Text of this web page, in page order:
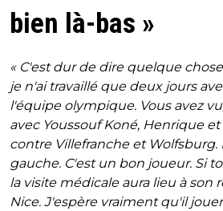
bien là-bas »
« C'est dur de dire quelque
je n'ai travaillé que deux jours
l'équipe olympique. Vous avez
avec Youssouf Koné, Henrique
contre Villefranche et Wolfsburg.
gauche. C'est un bon joueur. Si
la visite médicale aura lieu à son
Nice. J'espère vraiment qu'il